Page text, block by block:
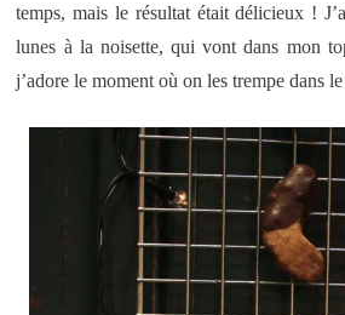
temps, mais le résultat était délicieux !
lunes à la noisette, qui vont dans mon
j’adore le moment où on les trempe dans